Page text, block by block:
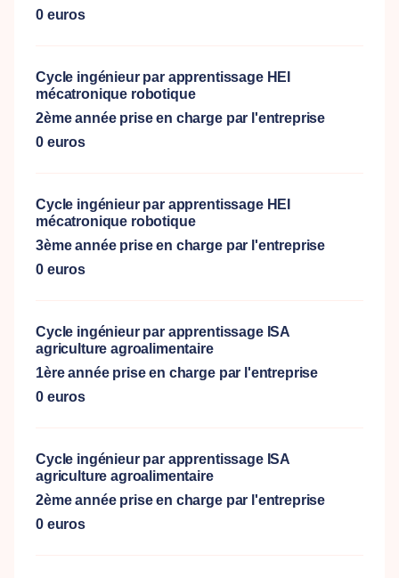
0 euros
Cycle ingénieur par apprentissage HEI
mécatronique robotique
2ème année prise en charge par l'entreprise
0 euros
Cycle ingénieur par apprentissage HEI
mécatronique robotique
3ème année prise en charge par l'entreprise
0 euros
Cycle ingénieur par apprentissage ISA
agriculture agroalimentaire
1ère année prise en charge par l'entreprise
0 euros
Cycle ingénieur par apprentissage ISA
agriculture agroalimentaire
2ème année prise en charge par l'entreprise
0 euros